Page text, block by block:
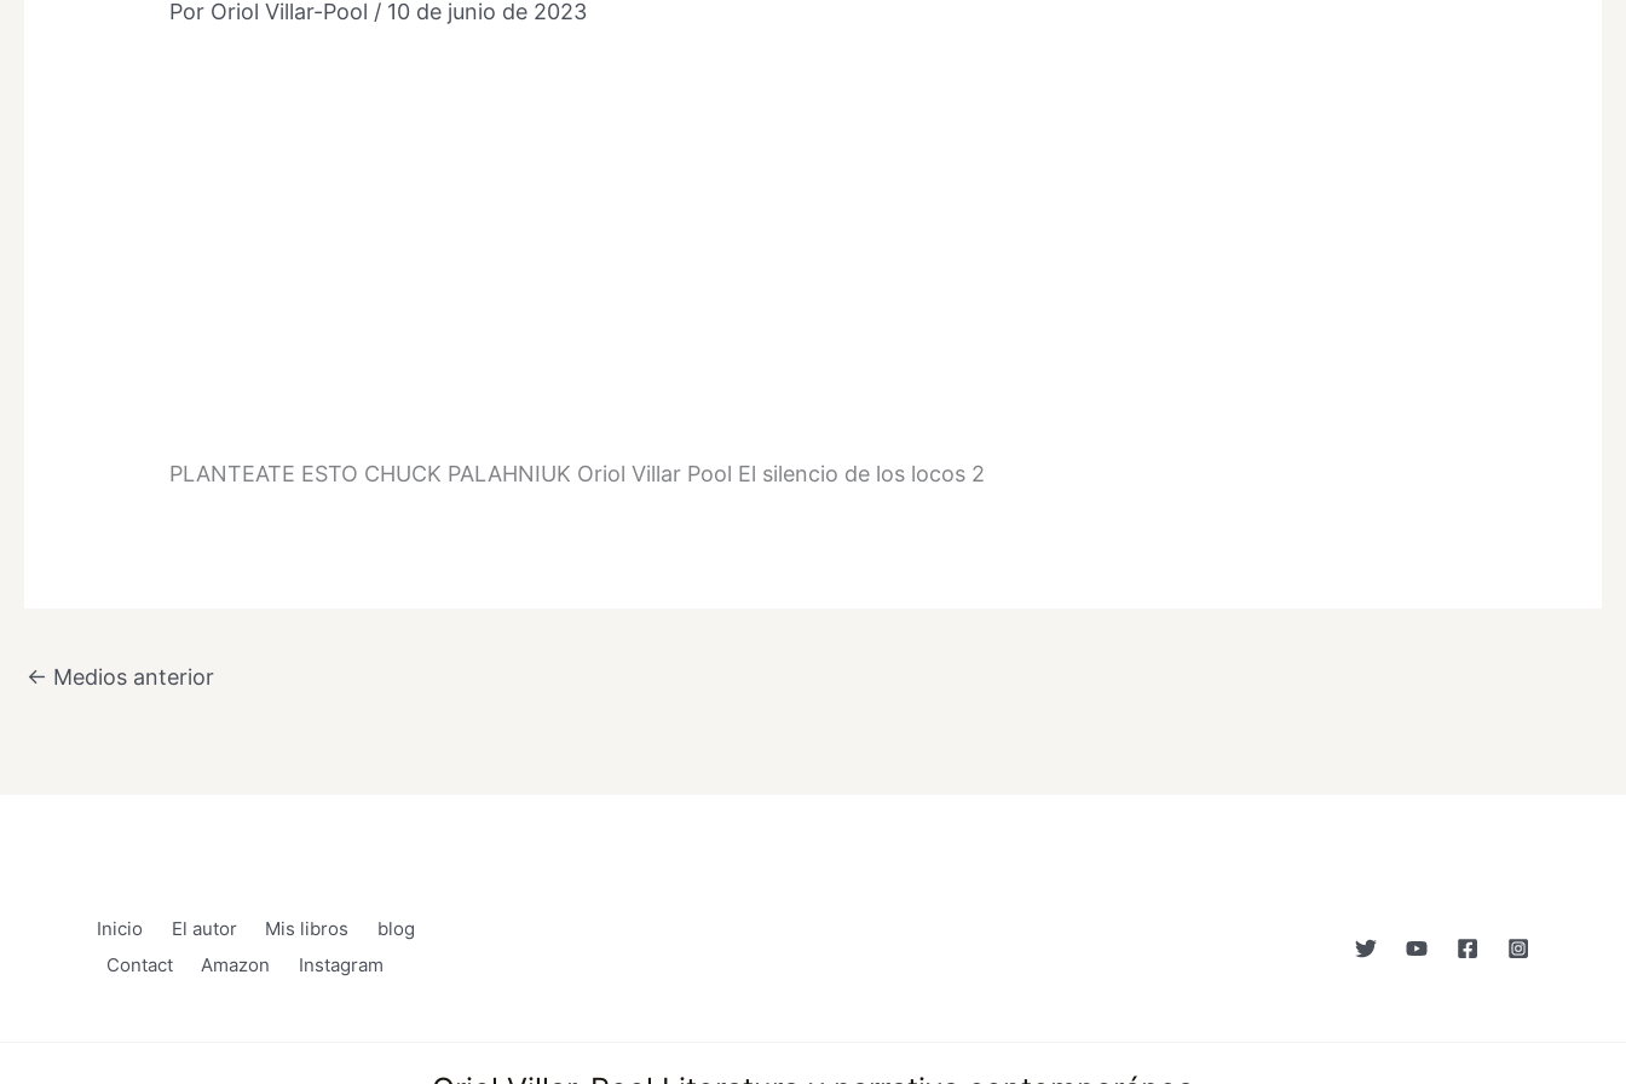
Por Oriol Villar-Pool / 10 de junio de 2023
PLANTEATE ESTO CHUCK PALAHNIUK Oriol Villar Pool El silencio de los locos 2
← Medios anterior
Inicio El autor Mis libros
blog
Contact
Amazon Instagram